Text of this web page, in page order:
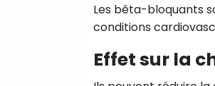
Les bêta-bloquants
conditions
Effet sur la